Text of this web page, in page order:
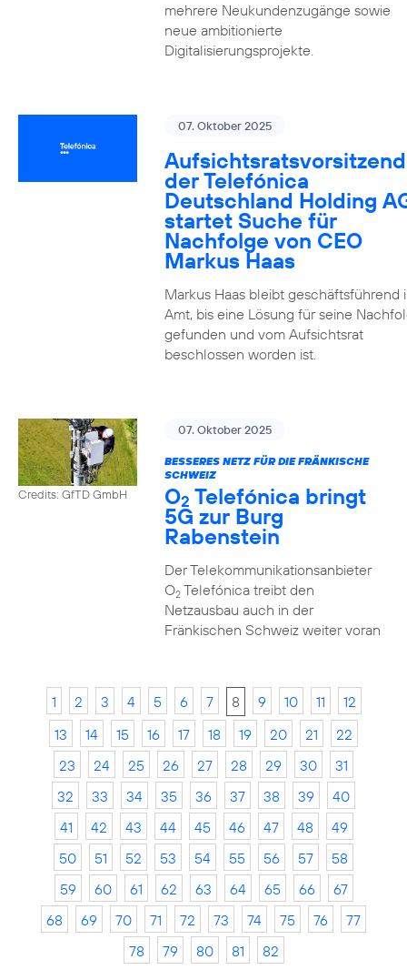
mehrere Neukundenzugänge sowie
neue ambitionierte
Digitalisierungsprojekte.
07. Oktober 2025
der Telefónica
Deutschland Holding
startet Suche für
Nachfolge von CEO
Markus Haas
Markus Haas bleibt geschäftsführend
Amt, bis eine Lösung für seine
gefunden und vom Aufsichtsrat
beschlossen worden ist.
Credits: GfTD GmbH
07. Oktober 2025
BESSERES NETZ FÜR DIE FRÄNKISCHE
SCHWEIZ
O2 Telefónica bringt
5G zur Burg
Rabenstein
Der Telekommunikationsanbieter
O2Telefónica treibt den
Netzausbau auch in der
Fränkischen Schweiz weiter voran
1 2 3 4 5 6 7 8 9 10 11
12
13
14 15 16 17 18 19 20 21
22
23
24 25 26 27 28 29 30
31
32
33 34 35 36 37 38 39
40
41
42 43 44 45 46 47 48
49
50
51 52 53 54 55 56 57
58
59
60 61 62 63 64 65 66
67
68
69 70 71 72 73 74 75 76
77
78
79 80 81 82